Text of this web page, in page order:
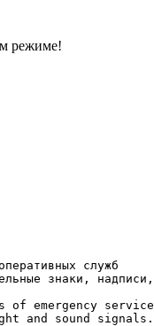
режиме!
служб
знаки,
of emergency
and sound signals.